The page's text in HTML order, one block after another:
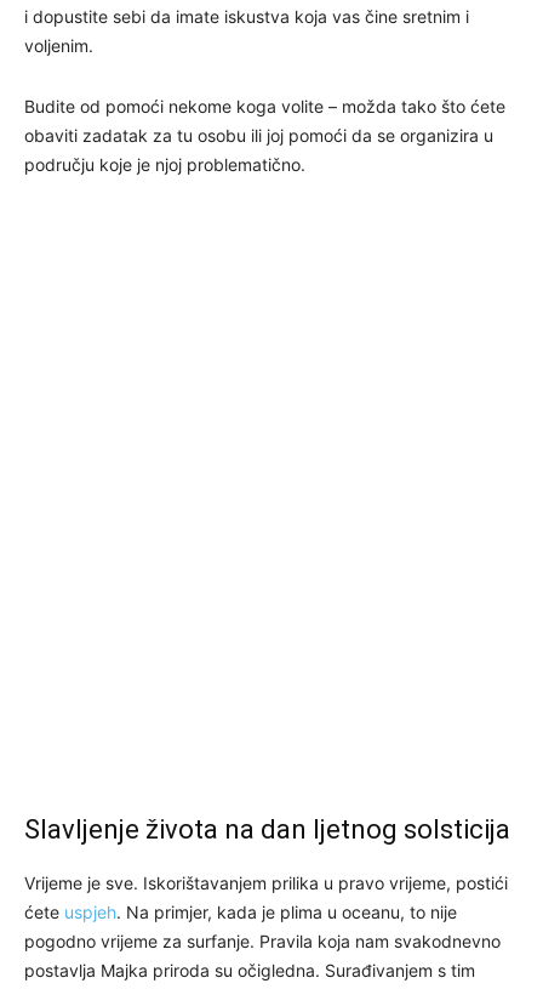
i dopustite sebi da imate iskustva koja vas čine sretnim i
voljenim.
Budite od pomoći nekome koga volite – možda tako što ćete
obaviti zadatak za tu osobu ili joj pomoći da se organizira u
području koje je njoj problematično.
Slavljenje života na dan ljetnog solsticija
Vrijeme je sve. Iskorištavanjem prilika u pravo vrijeme, postići
ćete uspjeh. Na primjer, kada je plima u oceanu, to nije
pogodno vrijeme za surfanje. Pravila koja nam svakodnevno
postavlja Majka priroda su očigledna. Surađivanjem s tim